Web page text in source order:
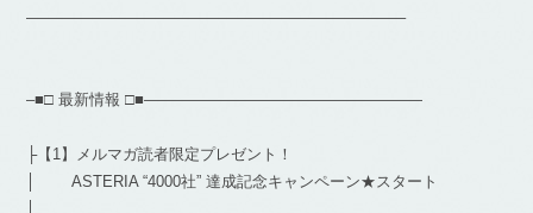
————————————————————————–
–■□ 最新情報 □■——————————————————
├【1】メルマガ読者限定プレゼント！
│ ASTERIA “4000社” 達成記念キャンペーン★スタート